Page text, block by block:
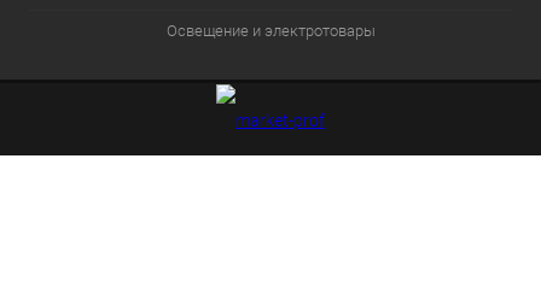
Освещение и электротовары